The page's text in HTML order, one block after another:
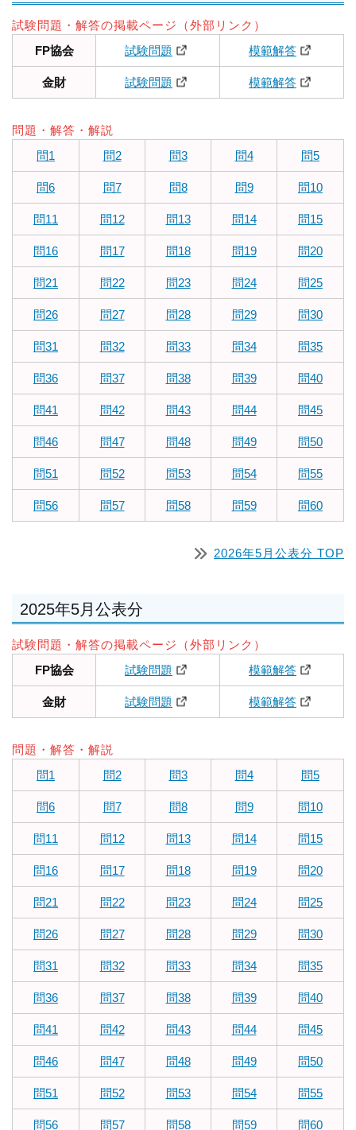
試験問題・解答の掲載ページ（外部リンク）
FP協会
試験問題 模範解答
金財 試験問題 模範解答
問題・解答・解説
問1
問2 問3 問4 問5
問6 問7 問8 問9 問10
問11 問12 問13 問14 問15
問16 問17 問18 問19 問20
問21 問22 問23 問24 問25
問26 問27 問28 問29 問30
問31 問32 問33 問34 問35
問36 問37 問38 問39 問40
問41 問42 問43 問44 問45
問46 問47 問48 問49 問50
問51 問52 問53 問54 問55
問56 問57 問58 問59 問60
2026年5月公表分 TOP
2025年5月公表分
試験問題・解答の掲載ページ（外部リンク）
FP協会
試験問題 模範解答
金財 試験問題 模範解答
問題・解答・解説
問1
問2 問3 問4 問5
問6 問7 問8 問9 問10
問11 問12 問13 問14 問15
問16 問17 問18 問19 問20
問21 問22 問23 問24 問25
問26 問27 問28 問29 問30
問31 問32 問33 問34 問35
問36 問37 問38 問39 問40
問41 問42 問43 問44 問45
問46 問47 問48 問49 問50
問51 問52 問53 問54 問55
問56 問57 問58 問59 問60